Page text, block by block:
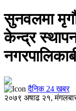
सुनवलमा
केन्द्र
दैनिक 24 खबर
२०७९ अषाढ २१,